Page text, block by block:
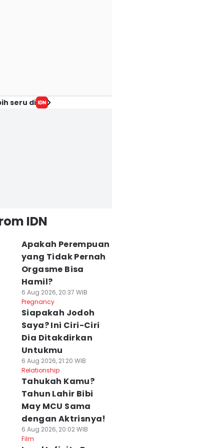
seru di
IDN
Apakah Perempuan
yang Tidak Pernah
Orgasme Bisa
Hamil?
6 Aug 2026, 20:37 WIB
Pregnancy
Siapakah Jodoh
Saya? Ini Ciri-Ciri
Dia Ditakdirkan
Untukmu
6 Aug 2026, 21:20 WIB
Relationship
Tahukah Kamu?
Tahun Lahir Bibi
May MCU Sama
dengan Aktrisnya!
6 Aug 2026, 20:02 WIB
Film